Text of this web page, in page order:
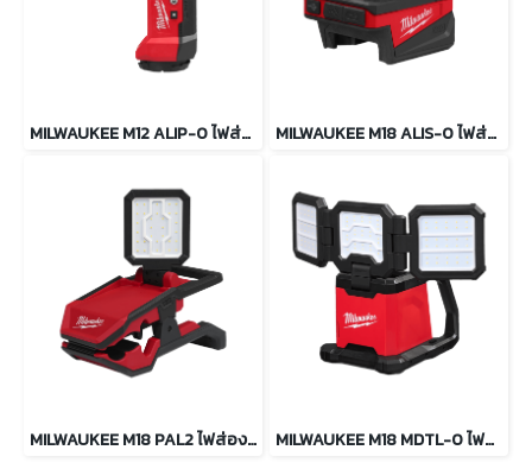
MILWAUKEE M12 ALIP-0 ไฟส่องพื้นที่ PACKOUT MILWAUKEE M18 ALIS-0 ไฟส่องทำงานแบบพกพา+USB
MILWAUKEE M18 PAL2 ไฟส่องพื้นที่ปรับมุมโคม สว่าง 2000 ลูเมน MILWAUKEE M18 MDTL-0 ไฟส่องทำงานแบบหลายทิศทาง 4500 ลูเมน